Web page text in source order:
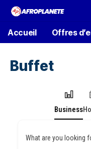
Accueil Offres
Buffet
Business
What are you looking